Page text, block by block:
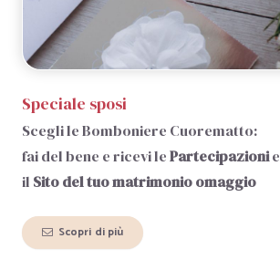
Speciale sposi
Scegli le Bomboniere Cuorematto:
fai del bene e ricevi lePartecipazionie
il Sito del tuo matrimonioomaggio
Scopri di più